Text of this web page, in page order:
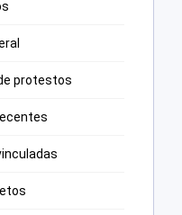
protestos